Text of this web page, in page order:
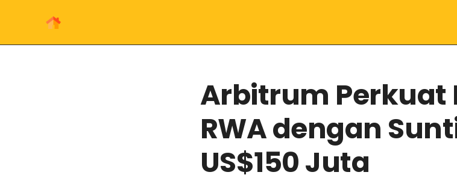
Arbitrum Perkuat
RWA dengan
US$150 Juta